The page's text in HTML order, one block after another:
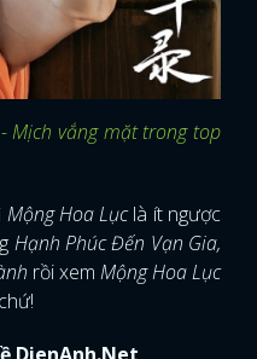
Mịch vắng mặt trong top
Mộng Hoa Lụclà ít ngược
Hạnh Phúc Đến Vạn Gia,
rồi xem Mộng Hoa Lục